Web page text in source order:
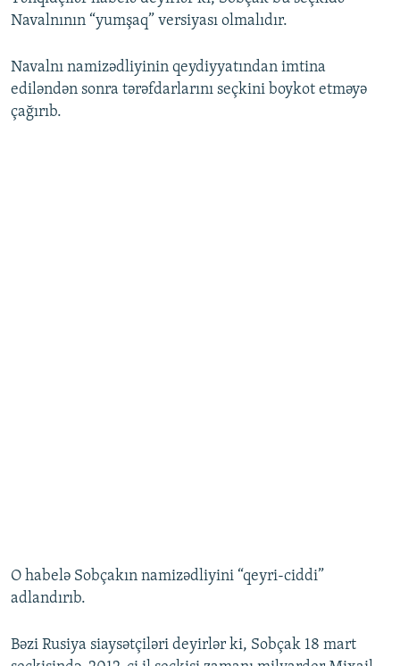
Navalnının “yumşaq” versiyası olmalıdır.
Navalnı namizədliyinin qeydiyyatından imtina
ediləndən sonra tərəfdarlarını seçkini boykot etməyə
çağırıb.
O habelə Sobçakın namizədliyini “qeyri-ciddi”
adlandırıb.
Bəzi Rusiya siaysətçiləri deyirlər ki, Sobçak 18 mart